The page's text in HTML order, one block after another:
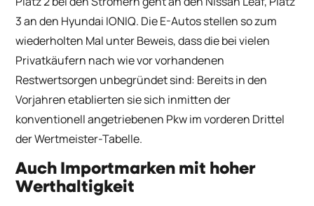
3 an den Hyundai IONIQ. Die E-Autos stellen so zum
wiederholten Mal unter Beweis, dass die bei vielen
Privatkäufern nach wie vor vorhandenen
Restwertsorgen unbegründet sind: Bereits in den
Vorjahren etablierten sie sich inmitten der
konventionell angetriebenen Pkw im vorderen Drittel
der Wertmeister-Tabelle.
Auch Importmarken mit hoher
Werthaltigkeit